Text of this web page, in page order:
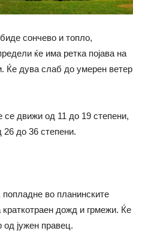
сончево и топло,
ќе има ретка појава на
Ќе дува слаб до умерен ветер
се движи од 11 до 19 степени,
26 до 36 степени.
во планинските
краткотраен дожд и грмежи. Ќе
јужен правец.